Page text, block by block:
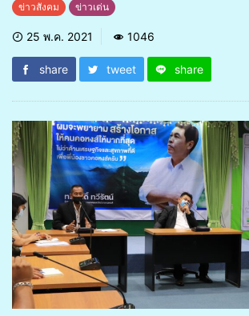
ข่าวสังคม ข่าวเด่น
25 พ.ค. 2021 1046
share tweet share